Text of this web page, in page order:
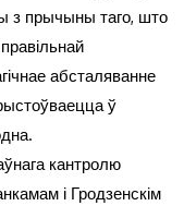
з прычыны таго, што
абсталяванне
ў
кантролю
і Гродзенскім